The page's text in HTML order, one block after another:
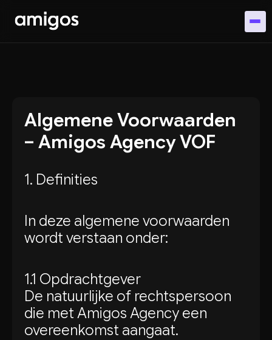
Algemene Voorwaarden
– Amigos Agency VOF
1. Definities
In deze algemene voorwaarden
wordt verstaan onder:
1.1 Opdrachtgever
De natuurlijke of rechtspersoon
die met Amigos Agency een
overeenkomst aangaat.